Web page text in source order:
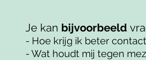
Je kan bijvoorbeeld
- Hoe krijg ik beter
- Wat houdt mij tegen